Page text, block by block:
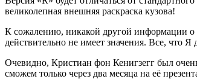
великолепная внешняя раскраска кузова!
К сожалению, никакой другой информации о
действительно не имеет значения. Все, что Я
Очевидно, Кристиан фон Кенигзегг был
сможем только через два месяца на её